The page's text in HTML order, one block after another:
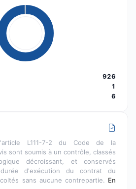
926
1
6
L111-7-2 du Code de la
sont soumis à un contrôle, classés
décroissant, et conservés
d'exécution du contrat du
sans aucune contrepartie. En